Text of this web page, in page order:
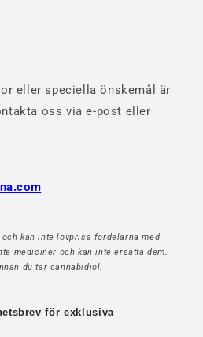
eller speciella önskemål är
oss via e-post eller
kan inte lovprisa fördelarna med
mediciner och kan inte ersätta dem.
du tar cannabidiol.
för exklusiva